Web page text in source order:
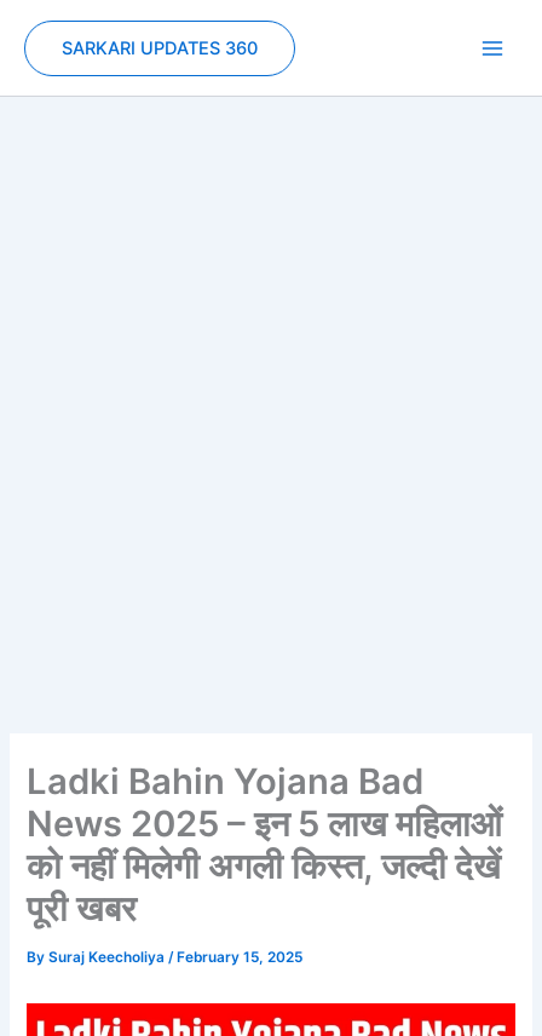
content
SARKARI UPDATES 360
Ladki Bahin Yojana Bad
News 2025 – इन 5 लाख महिलाओं
को नहीं मिलेगी अगली किस्त, जल्दी देखें
पूरी खबर
BySuraj Keecholiya/ February 15, 2025